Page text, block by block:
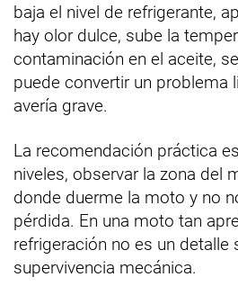
baja el nivel de refrigerante,
hay olor dulce, sube la
contaminación en el aceite,
puede convertir un problema
avería grave.
La recomendación práctica
niveles, observar la zona del
donde duerme la moto y no
pérdida. En una moto tan
refrigeración no es un detalle
supervivencia mecánica.